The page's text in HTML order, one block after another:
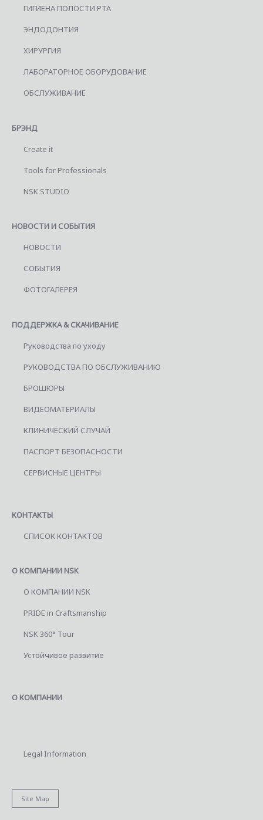
ГИГИЕНА ПОЛОСТИ РТА
ЭНДОДОНТИЯ
ХИРУРГИЯ
ЛАБОРАТОРНОЕ ОБОРУДОВАНИЕ
ОБСЛУЖИВАНИЕ
БРЭНД
Create it
Tools for Professionals
NSK STUDIO
НОВОСТИ И СОБЫТИЯ
НОВОСТИ
СОБЫТИЯ
ФОТОГАЛЕРЕЯ
ПОДДЕРЖКА & СКАЧИВАНИЕ
Руководства по уходу
РУКОВОДСТВА ПО ОБСЛУЖИВАНИЮ
БРОШЮРЫ
ВИДЕОМАТЕРИАЛЫ
КЛИНИЧЕСКИЙ СЛУЧАЙ
ПАСПОРТ БЕЗОПАСНОСТИ
СЕРВИСНЫЕ ЦЕНТРЫ
КОНТАКТЫ
СПИСОК КОНТАКТОВ
О КОМПАНИИ NSK
О КОМПАНИИ NSK
PRIDE in Craftsmanship
NSK 360° Tour
Устойчивое развитие
О КОМПАНИИ
Legal Information
Site Map